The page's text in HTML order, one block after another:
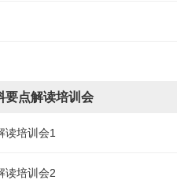
要点解读培训会
读培训会1
读培训会2